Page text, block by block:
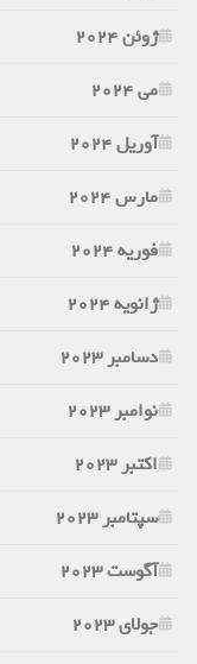
ژوئن 2024
می 2024
آوریل 2024
مارس 2024
فوریه 2024
ژانویه 2024
دسامبر 2023
نوامبر 2023
اکتبر 2023
سپتامبر 2023
آگوست 2023
جولای 2023